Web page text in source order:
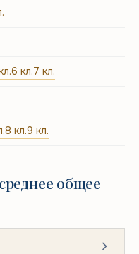
6 кл.7 кл.
8 кл.9 кл.
общее